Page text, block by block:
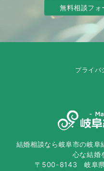
無料相談フォ
プライバ
結婚相談なら岐阜市の岐
心な結婚
〒500-8143 岐阜県